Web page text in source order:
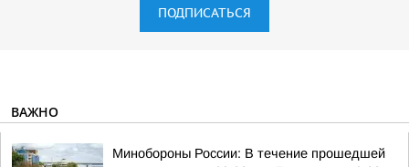
ПОДПИСАТЬСЯ
ВАЖНО
Минобороны России: В течение прошедшей